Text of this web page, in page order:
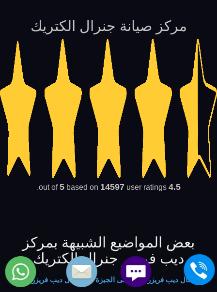
مركز صيانة جنرال الكتريك
4.5
out of
5based on 14597user ratings.
بعض المواضيع الشبيهة بمركز
ديب فريزر جنرال الكتريك
اعطال ديب فريزرات ال جى الجيزة - اعطال ديب فريزر وايت